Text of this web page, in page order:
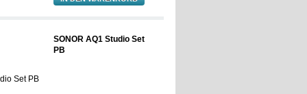
SONOR AQ1 Studio Set
PB